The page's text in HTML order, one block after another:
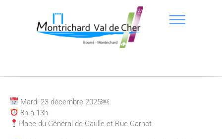
Mardi 23 décembre 2025￼
8h à 13h
Place du Général de Gaulle et Rue Carnot